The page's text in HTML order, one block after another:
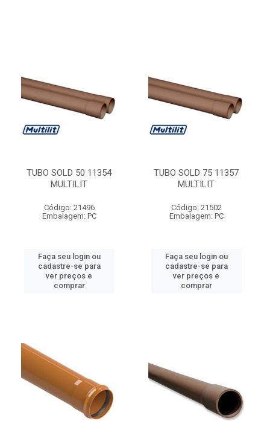
TUBO SOLD 50 11354
MULTILIT
Código: 21496
Embalagem: PC
Faça seu login ou
cadastre-se para
ver preços e
comprar
TUBO SOLD 75 11357
MULTILIT
Código: 21502
Embalagem: PC
Faça seu login ou
cadastre-se para
ver preços e
comprar